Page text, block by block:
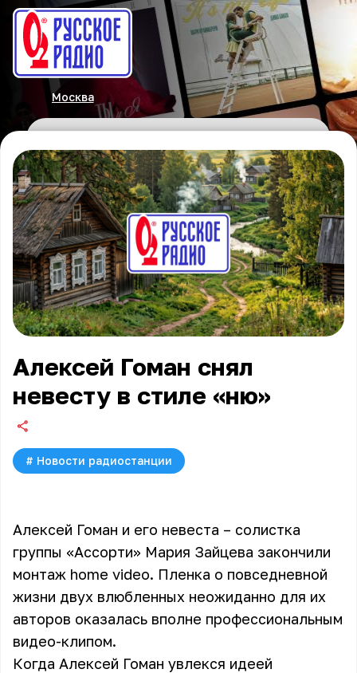
Москва
Алексей Гоман снял
невесту в стиле «ню»
# Новости радиостанции
Алексей Гоман и его невеста – солистка
группы «Ассорти» Мария Зайцева закончили
монтаж home video. Пленка о повседневной
жизни двух влюбленных неожиданно для их
авторов оказалась вполне профессиональным
видео-клипом.
Когда Алексей Гоман увлекся идеей